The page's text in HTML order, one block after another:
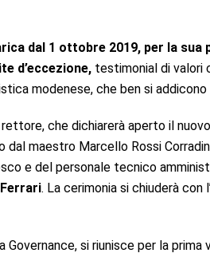
dal 1 ottobre 2019, per la sua
d’eccezione, testimonial di valori
modenese, che ben si addicono
che dichiarerà aperto il
dal maestro Marcello Rossi
e del personale tecnico
Ferrari. La cerimonia si chiuderà con
si riunisce per la